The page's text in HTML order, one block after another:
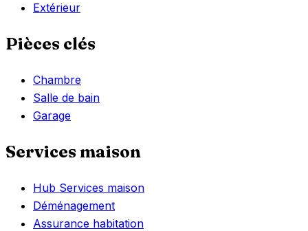
Extérieur
Pièces clés
Chambre
Salle de bain
Garage
Services maison
Hub Services maison
Déménagement
Assurance habitation